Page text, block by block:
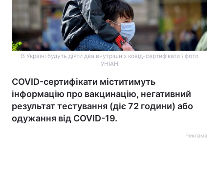
В Україні будуть діяти два внутрішніх ковід-сертифікати \ фото
УНІАН
COVID-сертифікати міститимуть
інформацію про вакцинацію, негативний
результат тестування (діє 72 години) або
одужання від COVID-19.
Реклама